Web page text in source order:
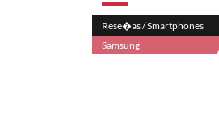
Rese�as / Smartphones
Samsung